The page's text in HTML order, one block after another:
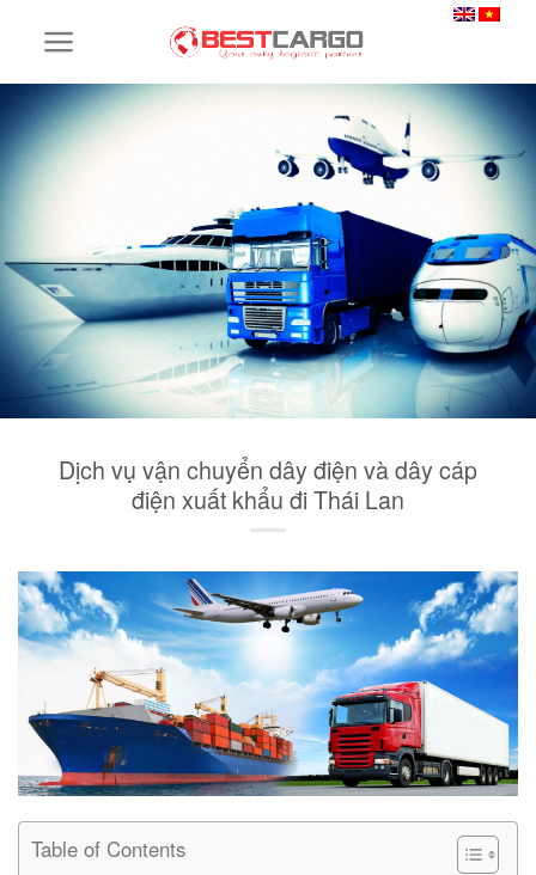
Dịch vụ vận chuyển dây điện và dây cáp
điện xuất khẩu đi Thái Lan
Table of Contents